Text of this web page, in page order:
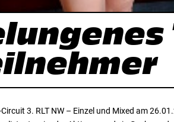
3. RLT NW – Einzel und Mixed am